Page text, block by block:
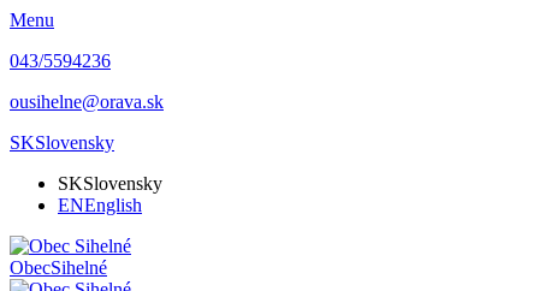
Menu
043/5594236
ousihelne@orava.sk
SKSlovensky
SKSlovensky
ENEnglish
ObecSihelné